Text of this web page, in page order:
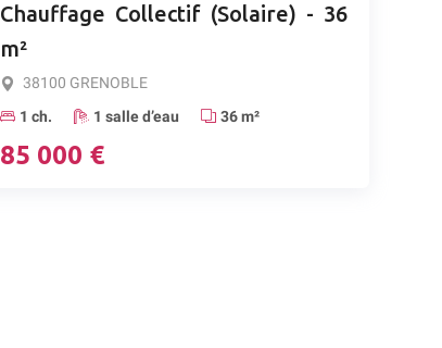
Chauffage Collectif (Solaire) - 36
m²
38100 GRENOBLE
1 ch.
1 salle d’eau 36 m²
85 000 €